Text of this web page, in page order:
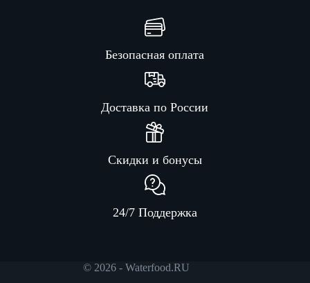
Безопасная оплата
Доставка по России
Скидки и бонусы
24/7 Поддержка
© 2026 - Waterfood.RU